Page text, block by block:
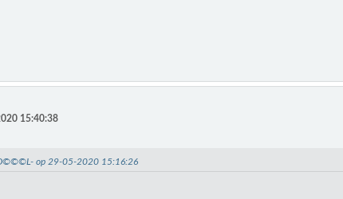
15:40:38
op 29-05-2020 15:16:26